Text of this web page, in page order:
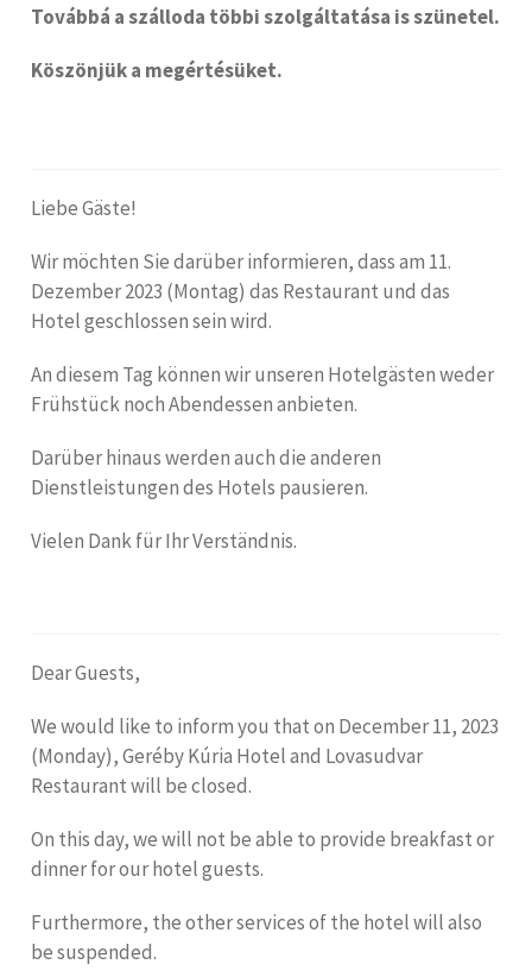
Továbbá a szálloda többi szolgáltatása is szünetel.
Köszönjük a megértésüket.
Liebe Gäste!
Wir möchten Sie darüber informieren, dass am 11.
Dezember 2023 (Montag) das Restaurant und das
Hotel geschlossen sein wird.
An diesem Tag können wir unseren Hotelgästen weder
Frühstück noch Abendessen anbieten.
Darüber hinaus werden auch die anderen
Dienstleistungen des Hotels pausieren.
Vielen Dank für Ihr Verständnis.
Dear Guests,
We would like to inform you that on December 11, 2023
(Monday), Geréby Kúria Hotel and Lovasudvar
Restaurant will be closed.
On this day, we will not be able to provide breakfast or
dinner for our hotel guests.
Furthermore, the other services of the hotel will also
be suspended.